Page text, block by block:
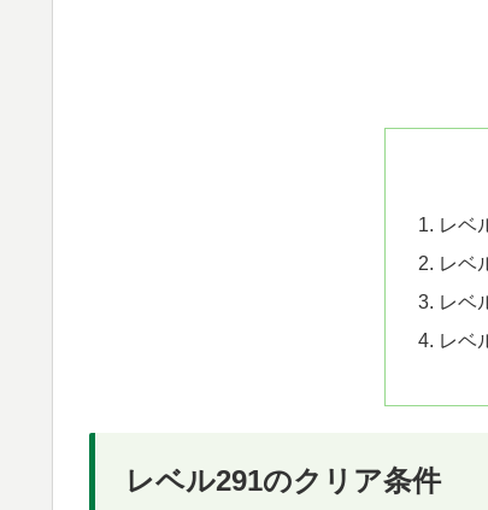
レベ
レベ
レベ
レベ
レベル291のクリア条件